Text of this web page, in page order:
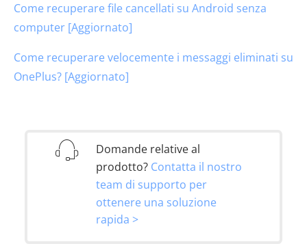
Come recuperare file cancellati su Android senza
computer [Aggiornato]
Come recuperare velocemente i messaggi eliminati su
OnePlus? [Aggiornato]
Domande relative al
prodotto? Contatta il nostro
team di supporto per
ottenere una soluzione
rapida >